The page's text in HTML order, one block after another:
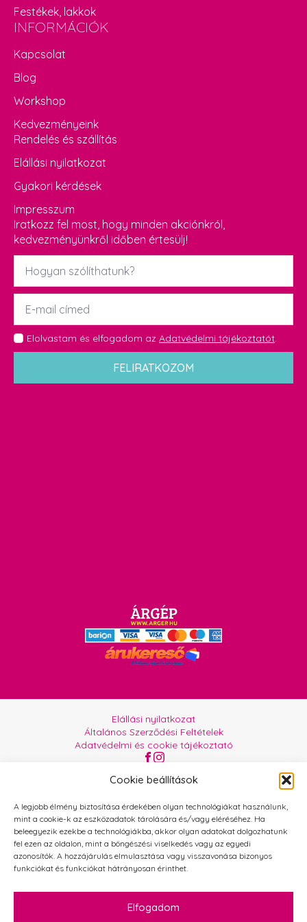
Cookie beállítások
A legjobb élmény biztosítása érdekében olyan technológiákat használunk,
mint a cookie-k az eszközadatok tárolására és/vagy eléréséhez. Ha
beleegyezik ezekbe a technológiákba, akkor olyan adatokat dolgozhatunk
fel ezen az oldalon, mint a böngészési viselkedés vagy az egyedi
azonosítók. A hozzájárulás elmulasztása vagy visszavonása bizonyos
funkciókat és funkciókat hátrányosan érinthet.
Elfogadom
Festékek, lakkok
INFORMÁCIÓK
Kapcsolat
Blog
Workshop
Kedvezményeink
Rendelés és szállítás
Elállási nyilatkozat
Gyakori kérdések
Impresszum
Iratkozz fel most, hogy minden akciónkról,
kedvezményünkről időben értesülj!
Név
Email
GDPR
*
Elolvastam és elfogadom az Adatvédelmi tájékoztatót.
FELIRATKOZOM
Elállási nyilatkozat
Általános Szerződési Feltételek
Adatvédelmi és cookie tájékoztató